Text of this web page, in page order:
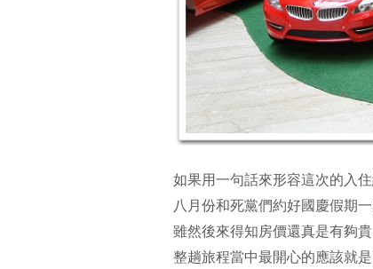
如果用一句話來形容這次的入
八月份和死黨們約好國慶假期
雖然後來得知房價還真是有夠
整趟旅程當中最開心的應該就